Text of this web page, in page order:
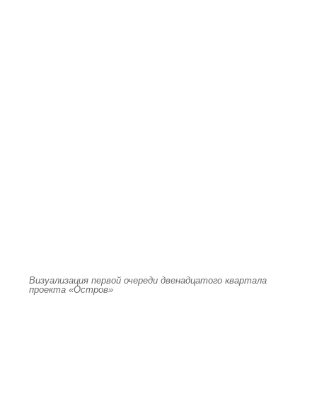
Визуализация первой очереди двенадцатого квартала
проекта «Остров»